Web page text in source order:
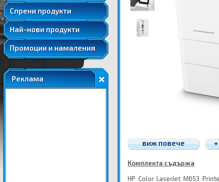
Спрени продукти
Удължени и допълнителни гаранции
Най-нови продукти
Промоции и намаления
Реклама
виж повече
Комплекта съдържа
HP Color LaserJet M653